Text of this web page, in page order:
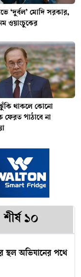
‘দুর্বল’ মোদি সরকার,
ওয়াংচুকের
থাকলে কোনো
ফেরত পাঠাবে না
শীর্ষ ১০
স্থল অভিযানের পথে